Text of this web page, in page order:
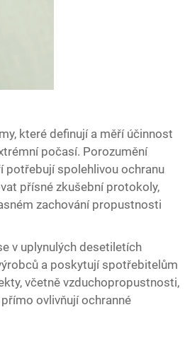
které definují a měří účinnost
počasí. Porozumění
potřebují spolehlivou ochranu
přísné zkušební protokoly,
zachování propustnosti
v uplynulých desetiletích
a poskytují spotřebitelům
včetně vzduchopropustnosti,
ovlivňují ochranné